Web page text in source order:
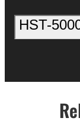
HST-